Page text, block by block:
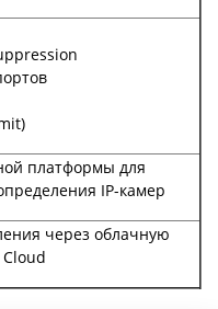
платформы для
IP-камер
через облачную